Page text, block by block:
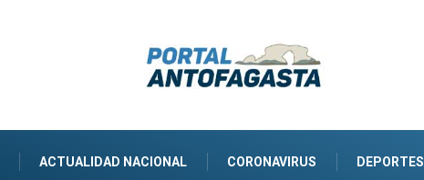
ACTUALIDAD NACIONAL CORONAVIRUS DEPORTES